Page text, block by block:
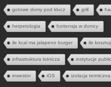
gotowe domy pod klucz grill
herpetologia hortensja w donicy
ile kcal ma jalapeno burger ile
infrastruktura lotnicza instytucje
inwestor iOS izolacja termiczna